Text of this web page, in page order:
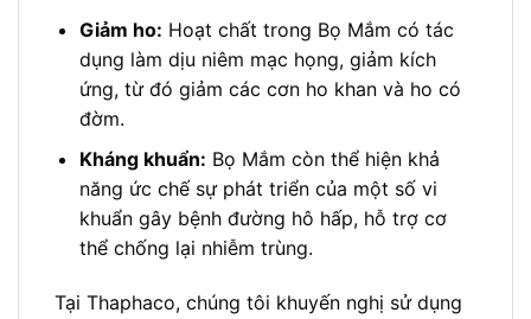
Giảm ho: Hoạt chất trong Bọ Mắm có tác
dụng làm dịu niêm mạc họng, giảm kích
ứng, từ đó giảm các cơn ho khan và ho có
đờm.
Kháng khuẩn: Bọ Mắm còn thể hiện khả
năng ức chế sự phát triển của một số vi
khuẩn gây bệnh đường hô hấp, hỗ trợ cơ
thể chống lại nhiễm trùng.
Tại Thaphaco, chúng tôi khuyến nghị sử dụng